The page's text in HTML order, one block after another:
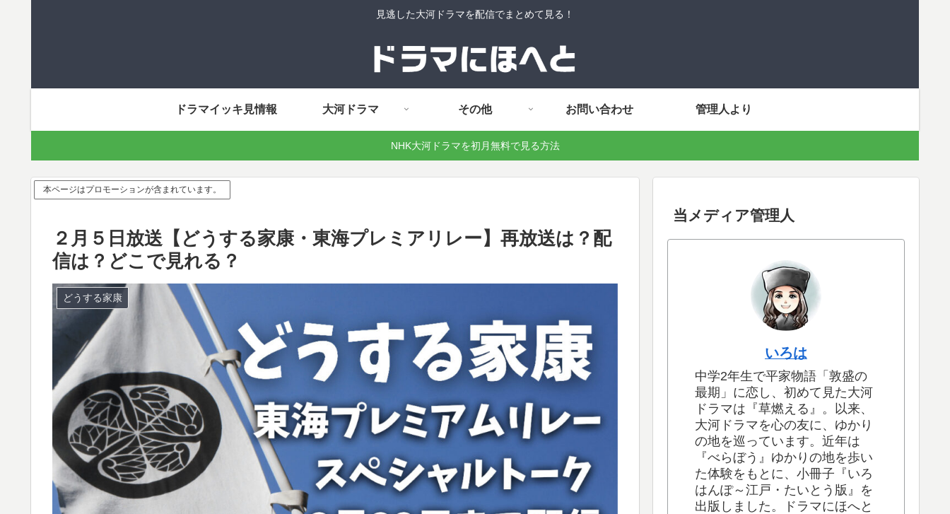
見逃した大河ドラマを配信でまとめて見る！
ドラマイッキ見情報 大河ドラマ その他 お問い合わせ 管理人より
NHK大河ドラマを初月無料で見る方法
本ページはプロモーションが含まれています。
２月５日放送【どうする家康・東海プレミアリレー】再放送は？配
信は？どこで見れる？
どうする家康
当メディア管理人
いろは
中学2年生で平家物語「敦盛の
最期」に恋し、初めて見た大河
ドラマは『草燃える』。以来、
大河ドラマを心の友に、ゆかり
の地を巡っています。近年は
『べらぼう』ゆかりの地を歩い
た体験をもとに、小冊子『いろ
はんぽ～江戸・たいとう版』を
出版しました。ドラマにほへと